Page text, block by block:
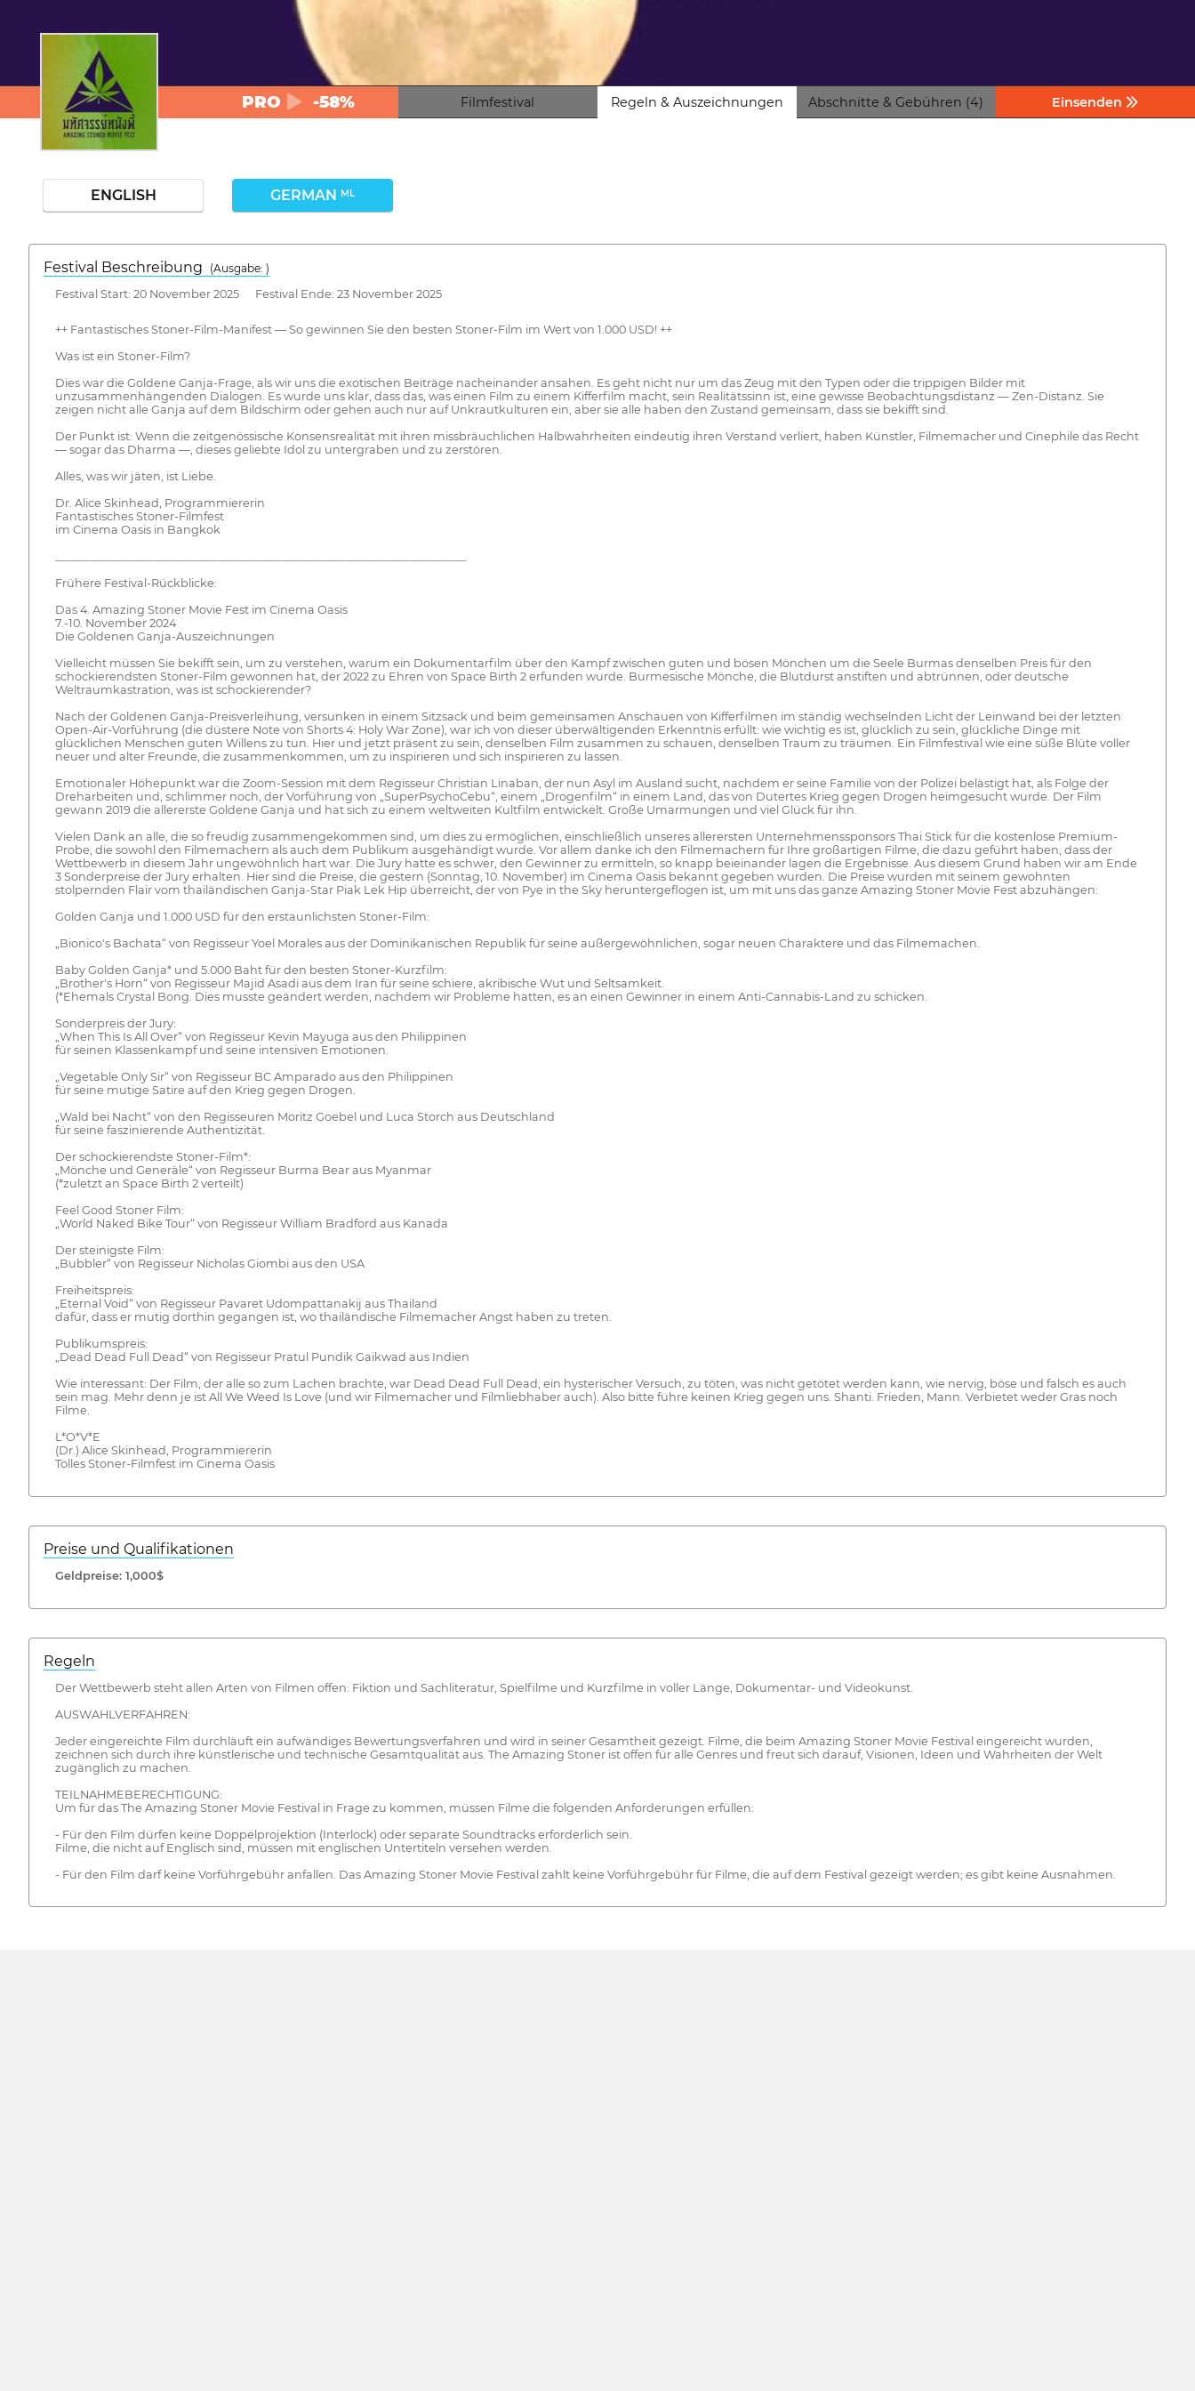
PRO -58% Filmfestival Regeln & Auszeichnungen Abschnitte & Gebühren (4) Einsenden
ENGLISH GERMAN ML
Festival Beschreibung
(Ausgabe: )
Festival Start: 20 November 2025 Festival Ende: 23 November 2025
++ Fantastisches Stoner-Film-Manifest — So gewinnen Sie den besten Stoner-Film im Wert von 1.000 USD! ++
Was ist ein Stoner-Film?
Dies war die Goldene Ganja-Frage, als wir uns die exotischen Beiträge nacheinander ansahen. Es geht nicht nur um das Zeug mit den Typen oder die trippigen Bilder mit
unzusammenhängenden Dialogen. Es wurde uns klar, dass das, was einen Film zu einem Kifferfilm macht, sein Realitätssinn ist, eine gewisse Beobachtungsdistanz — Zen-Distanz. Sie
zeigen nicht alle Ganja auf dem Bildschirm oder gehen auch nur auf Unkrautkulturen ein, aber sie alle haben den Zustand gemeinsam, dass sie bekifft sind.
Der Punkt ist: Wenn die zeitgenössische Konsensrealität mit ihren missbräuchlichen Halbwahrheiten eindeutig ihren Verstand verliert, haben Künstler, Filmemacher und Cinephile das Recht
— sogar das Dharma —, dieses geliebte Idol zu untergraben und zu zerstören.
Alles, was wir jäten, ist Liebe.
Dr. Alice Skinhead, Programmiererin
Fantastisches Stoner-Filmfest
im Cinema Oasis in Bangkok
Frühere Festival-Rückblicke:
Das 4. Amazing Stoner Movie Fest im Cinema Oasis
7.-10. November 2024
Die Goldenen Ganja-Auszeichnungen
Vielleicht müssen Sie bekifft sein, um zu verstehen, warum ein Dokumentarfilm über den Kampf zwischen guten und bösen Mönchen um die Seele Burmas denselben Preis für den
schockierendsten Stoner-Film gewonnen hat, der 2022 zu Ehren von Space Birth 2 erfunden wurde. Burmesische Mönche, die Blutdurst anstiften und abtrünnen, oder deutsche
Weltraumkastration, was ist schockierender?
Nach der Goldenen Ganja-Preisverleihung, versunken in einem Sitzsack und beim gemeinsamen Anschauen von Kifferfilmen im ständig wechselnden Licht der Leinwand bei der letzten
Open-Air-Vorführung (die düstere Note von Shorts 4: Holy War Zone), war ich von dieser überwältigenden Erkenntnis erfüllt: wie wichtig es ist, glücklich zu sein, glückliche Dinge mit
glücklichen Menschen guten Willens zu tun. Hier und jetzt präsent zu sein, denselben Film zusammen zu schauen, denselben Traum zu träumen. Ein Filmfestival wie eine süße Blüte voller
neuer und alter Freunde, die zusammenkommen, um zu inspirieren und sich inspirieren zu lassen.
Emotionaler Höhepunkt war die Zoom-Session mit dem Regisseur Christian Linaban, der nun Asyl im Ausland sucht, nachdem er seine Familie von der Polizei belästigt hat, als Folge der
Dreharbeiten und, schlimmer noch, der Vorführung von „SuperPsychoCebu“, einem „Drogenfilm“ in einem Land, das von Dutertes Krieg gegen Drogen heimgesucht wurde. Der Film
gewann 2019 die allererste Goldene Ganja und hat sich zu einem weltweiten Kultfilm entwickelt. Große Umarmungen und viel Glück für ihn.
Vielen Dank an alle, die so freudig zusammengekommen sind, um dies zu ermöglichen, einschließlich unseres allerersten Unternehmenssponsors Thai Stick für die kostenlose Premium-
Probe, die sowohl den Filmemachern als auch dem Publikum ausgehändigt wurde. Vor allem danke ich den Filmemachern für Ihre großartigen Filme, die dazu geführt haben, dass der
Wettbewerb in diesem Jahr ungewöhnlich hart war. Die Jury hatte es schwer, den Gewinner zu ermitteln, so knapp beieinander lagen die Ergebnisse. Aus diesem Grund haben wir am Ende
3 Sonderpreise der Jury erhalten. Hier sind die Preise, die gestern (Sonntag, 10. November) im Cinema Oasis bekannt gegeben wurden. Die Preise wurden mit seinem gewohnten
stolpernden Flair vom thailändischen Ganja-Star Piak Lek Hip überreicht, der von Pye in the Sky heruntergeflogen ist, um mit uns das ganze Amazing Stoner Movie Fest abzuhängen:
Golden Ganja und 1.000 USD für den erstaunlichsten Stoner-Film:
„Bionico's Bachata“ von Regisseur Yoel Morales aus der Dominikanischen Republik für seine außergewöhnlichen, sogar neuen Charaktere und das Filmemachen.
Baby Golden Ganja* und 5.000 Baht für den besten Stoner-Kurzfilm:
„Brother's Horn“ von Regisseur Majid Asadi aus dem Iran für seine schiere, akribische Wut und Seltsamkeit.
(*Ehemals Crystal Bong. Dies musste geändert werden, nachdem wir Probleme hatten, es an einen Gewinner in einem Anti-Cannabis-Land zu schicken.
Sonderpreis der Jury:
„When This Is All Over“ von Regisseur Kevin Mayuga aus den Philippinen
für seinen Klassenkampf und seine intensiven Emotionen.
„Vegetable Only Sir“ von Regisseur BC Amparado aus den Philippinen
für seine mutige Satire auf den Krieg gegen Drogen.
„Wald bei Nacht“ von den Regisseuren Moritz Goebel und Luca Storch aus Deutschland
für seine faszinierende Authentizität.
Der schockierendste Stoner-Film*:
„Mönche und Generäle“ von Regisseur Burma Bear aus Myanmar
(*zuletzt an Space Birth 2 verteilt)
Feel Good Stoner Film:
„World Naked Bike Tour“ von Regisseur William Bradford aus Kanada
Der steinigste Film:
„Bubbler“ von Regisseur Nicholas Giombi aus den USA
Freiheitspreis:
„Eternal Void“ von Regisseur Pavaret Udompattanakij aus Thailand
dafür, dass er mutig dorthin gegangen ist, wo thailändische Filmemacher Angst haben zu treten.
Publikumspreis:
„Dead Dead Full Dead“ von Regisseur Pratul Pundik Gaikwad aus Indien
Wie interessant: Der Film, der alle so zum Lachen brachte, war Dead Dead Full Dead, ein hysterischer Versuch, zu töten, was nicht getötet werden kann, wie nervig, böse und falsch es auch
sein mag. Mehr denn je ist All We Weed Is Love (und wir Filmemacher und Filmliebhaber auch). Also bitte führe keinen Krieg gegen uns. Shanti. Frieden, Mann. Verbietet weder Gras noch
Filme.
L*O*V*E
(Dr.) Alice Skinhead, Programmiererin
Tolles Stoner-Filmfest im Cinema Oasis
Preise und Qualifikationen
Geldpreise: 1,000$
Regeln
Der Wettbewerb steht allen Arten von Filmen offen: Fiktion und Sachliteratur, Spielfilme und Kurzfilme in voller Länge, Dokumentar- und Videokunst.
AUSWAHLVERFAHREN:
Jeder eingereichte Film durchläuft ein aufwändiges Bewertungsverfahren und wird in seiner Gesamtheit gezeigt. Filme, die beim Amazing Stoner Movie Festival eingereicht wurden,
zeichnen sich durch ihre künstlerische und technische Gesamtqualität aus. The Amazing Stoner ist offen für alle Genres und freut sich darauf, Visionen, Ideen und Wahrheiten der Welt
zugänglich zu machen.
TEILNAHMEBERECHTIGUNG:
Um für das The Amazing Stoner Movie Festival in Frage zu kommen, müssen Filme die folgenden Anforderungen erfüllen:
- Für den Film dürfen keine Doppelprojektion (Interlock) oder separate Soundtracks erforderlich sein.
Filme, die nicht auf Englisch sind, müssen mit englischen Untertiteln versehen werden.
- Für den Film darf keine Vorführgebühr anfallen. Das Amazing Stoner Movie Festival zahlt keine Vorführgebühr für Filme, die auf dem Festival gezeigt werden; es gibt keine Ausnahmen.